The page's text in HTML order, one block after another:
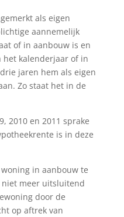
als eigen
aannemelijk
of in aanbouw is en
kalenderjaar of in
jaren hem als eigen
Zo staat het in de
2010 en 2011 sprake
is in deze
in aanbouw te
niet meer uitsluitend
door de
op aftrek van